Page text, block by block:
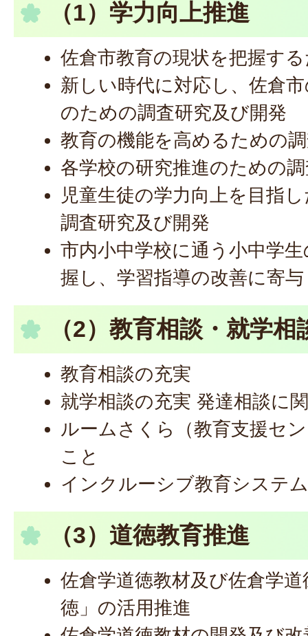
（1）学力向上推進
佐倉市教育の現状を把握す
新しい時代に対応し、佐倉
のための調査研究及び開発
教育の機能を高めるための
各学校の研究推進のための
児童生徒の学力向上を目指
調査研究及び開発
市内小中学校に通う小中学
握し、学習指導の改善に寄与
（2）教育相談・就学
教育相談の充実
就学相談の充実 発達相談に
ルームさくら（教育支援セ
こと
インクルーシブ教育システ
（3）道徳教育推進
佐倉学道徳教材及び佐倉学
徳」の活用推進